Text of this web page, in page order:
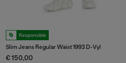
Responsible
Slim Jeans Regular Waist 1993 D-Vyl
€ 150,00